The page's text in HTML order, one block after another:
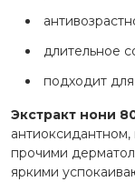
длительное
подходит
Экстракт нони
прочими
яркими